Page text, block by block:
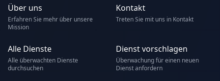
Über uns
Erfahren Sie mehr über unsere
Mission
Kontakt
Treten Sie mit uns in Kontakt
Alle Dienste
Alle überwachten Dienste
durchsuchen
Dienst vorschlagen
Überwachung für einen neuen
Dienst anfordern